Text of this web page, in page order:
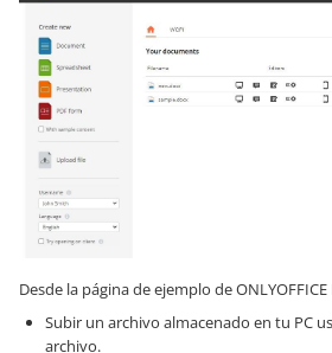
Desde la página de ejemplo de
Subir un archivo almacenado en tu PC
archivo.